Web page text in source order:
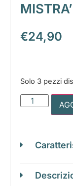
€24,90
Solo 3 pezzi